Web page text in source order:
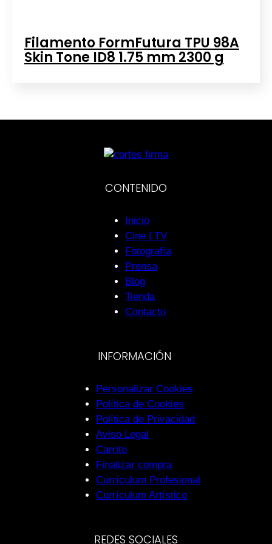
Filamento FormFutura TPU 98A
Skin Tone ID8 1.75 mm 2300 g
CONTENIDO
Inicio
Cine | TV
Fotografía
Prensa
Blog
Tienda
Contacto
INFORMACIÓN
Personalizar Cookies
Política de Cookies
Política de Privacidad
Aviso Legal
Carrito
Finalizar compra
Currículum Profesional
Currículum Artístico
REDES SOCIALES